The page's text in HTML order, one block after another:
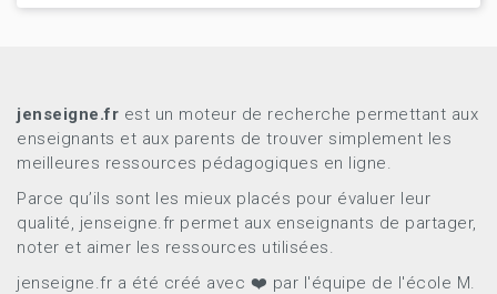
jenseigne.fr est un moteur de recherche permettant aux
enseignants et aux parents de trouver simplement les
meilleures ressources pédagogiques en ligne.
Parce qu’ils sont les mieux placés pour évaluer leur
qualité, jenseigne.fr permet aux enseignants de partager,
noter et aimer les ressources utilisées.
jenseigne.fr a été créé avec ❤️ par l'équipe de l'école M.